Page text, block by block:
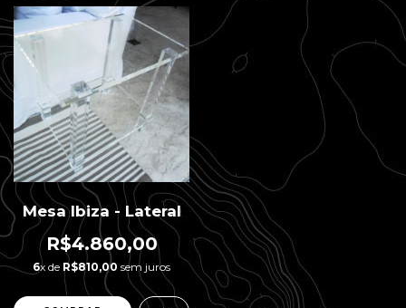
Mesa Ibiza - Lateral
R$4.860,00
6x de R$810,00 sem juros